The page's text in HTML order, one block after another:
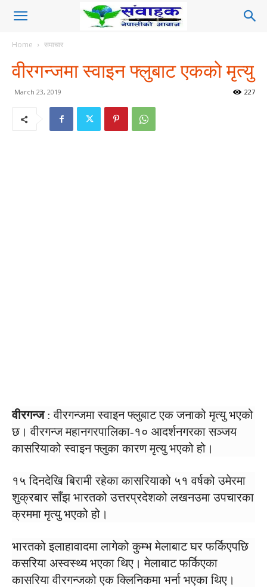
Home समाचार
वीरगन्जमा स्वाइन फ्लुबाट एकको मृत्यु
March 23, 2019 227
वीरगन्ज : वीरगन्जमा स्वाइन फ्लुबाट एक जनाको मृत्यु भएको
छ। वीरगन्ज महानगरपालिका-१० आदर्शनगरका सञ्जय
कासरियाको स्वाइन फ्लुका कारण मृत्यु भएको हो।
१५ दिनदेखि बिरामी रहेका कासरियाको ५१ वर्षको उमेरमा
शुक्रबार साँझ भारतको उत्तरप्रदेशको लखनउमा उपचारका
क्रममा मृत्यु भएको हो।
भारतको इलाहावादमा लागेको कुम्भ मेलाबाट घर फर्किएपछि
कसरिया अस्वस्थ्य भएका थिए। मेलाबाट फर्किएका
कासरिया वीरगन्जको एक क्लिनिकमा भर्ना भएका थिए।